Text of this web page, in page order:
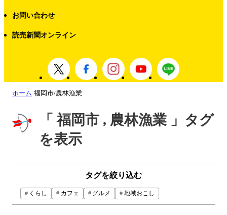
お問い合わせ
読売新聞オンライン
ホーム 福岡市/農林漁業
「 福岡市 , 農林漁業 」タグ
を表示
タグを絞り込む
くらし カフェ グルメ 地域おこし